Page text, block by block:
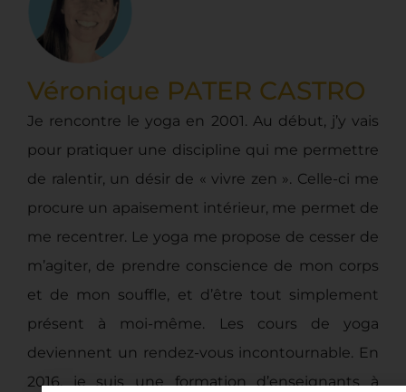
Véronique PATER CASTRO
Je rencontre le yoga en 2001. Au début, j’y vais
pour pratiquer une discipline qui me permettre
de ralentir, un désir de « vivre zen ». Celle-ci me
procure un apaisement intérieur, me permet de
me recentrer. Le yoga me propose de cesser de
m’agiter, de prendre conscience de mon corps
et de mon souffle, et d’être tout simplement
présent à moi-même. Les cours de yoga
deviennent un rendez-vous incontournable. En
2016, je suis une formation d’enseignants à